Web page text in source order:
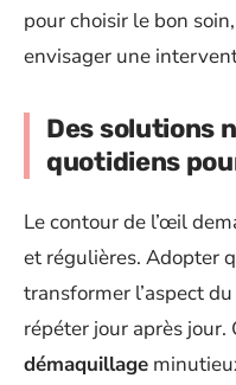
pour choisir le bon
envisager une
Des solutions
quotidiens
Le contour de l’œil
et régulières. Adopter
transformer l’aspect
répéter jour après jour.
démaquillage